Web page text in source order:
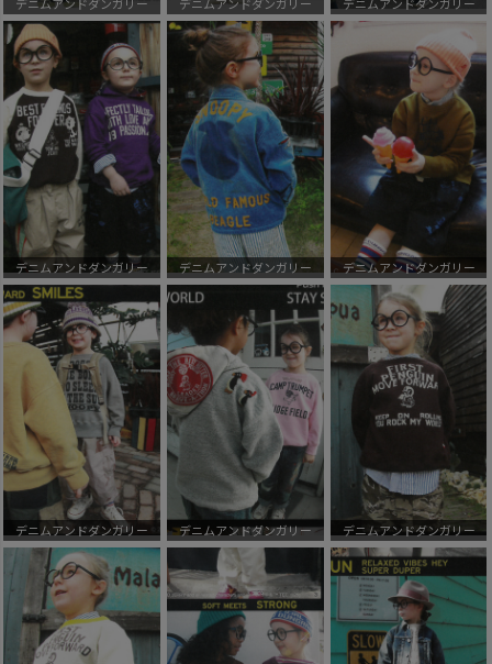
デニムアンドダンガリー デニムアンドダンガリー デニムアンドダンガリー
デニムアンドダンガリー デニムアンドダンガリー デニムアンドダンガリー